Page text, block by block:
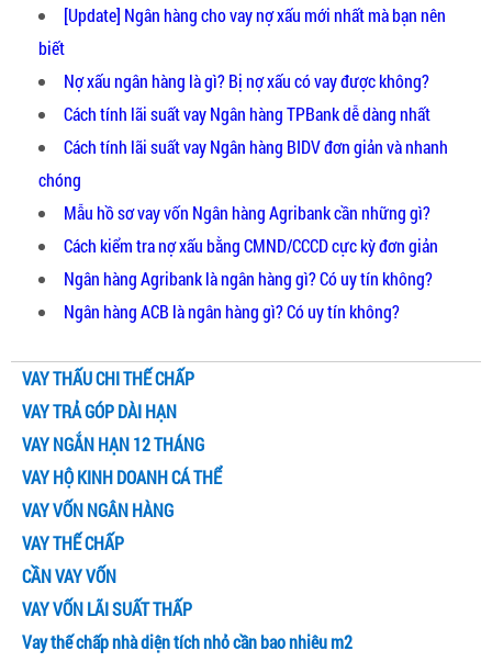
[Update] Ngân hàng cho vay nợ xấu mới nhất mà bạn nên
biết
Nợ xấu ngân hàng là gì? Bị nợ xấu có vay được không?
Cách tính lãi suất vay Ngân hàng TPBank dễ dàng nhất
Cách tính lãi suất vay Ngân hàng BIDV đơn giản và nhanh
chóng
Mẫu hồ sơ vay vốn Ngân hàng Agribank cần những gì?
Cách kiểm tra nợ xấu bằng CMND/CCCD cực kỳ đơn giản
Ngân hàng Agribank là ngân hàng gì? Có uy tín không?
Ngân hàng ACB là ngân hàng gì? Có uy tín không?
VAY THẤU CHI THẾ CHẤP
VAY TRẢ GÓP DÀI HẠN
VAY NGẮN HẠN 12 THÁNG
VAY HỘ KINH DOANH CÁ THỂ
VAY VỐN NGÂN HÀNG
VAY THẾ CHẤP
CẦN VAY VỐN
VAY VỐN LÃI SUẤT THẤP
Vay thế chấp nhà diện tích nhỏ cần bao nhiêu m2